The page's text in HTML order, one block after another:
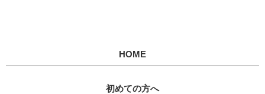
HOME
初めての方へ